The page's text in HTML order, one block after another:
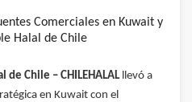
Chile – CHILEHALAL llevó a
en Kuwait con el